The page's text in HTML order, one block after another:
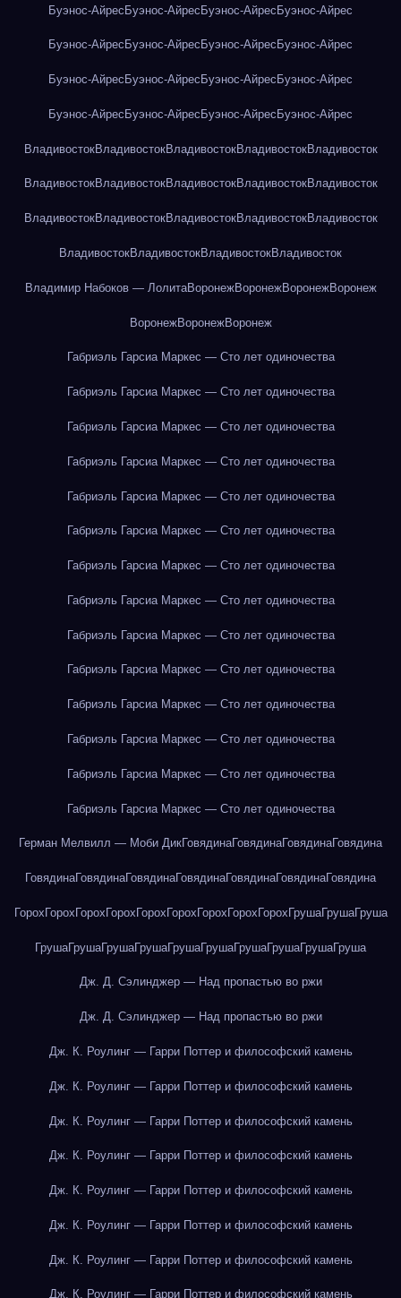
Буэнос-АйресБуэнос-АйресБуэнос-АйресБуэнос-Айрес
Буэнос-Айрес Буэнос-Айрес Буэнос-Айрес Буэнос-Айрес
Буэнос-Айрес Буэнос-Айрес Буэнос-Айрес Буэнос-Айрес
Буэнос-Айрес Буэнос-Айрес Буэнос-Айрес Буэнос-Айрес
ВладивостокВладивостокВладивостокВладивостокВладивосток
ВладивостокВладивостокВладивостокВладивостокВладивосток
ВладивостокВладивостокВладивостокВладивостокВладивосток
ВладивостокВладивостокВладивостокВладивосток
Владимир Набоков — ЛолитаВоронежВоронежВоронежВоронеж
ВоронежВоронежВоронеж
Габриэль Гарсиа Маркес — Сто лет одиночества
Габриэль Гарсиа Маркес — Сто лет одиночества
Габриэль Гарсиа Маркес — Сто лет одиночества
Габриэль Гарсиа Маркес — Сто лет одиночества
Габриэль Гарсиа Маркес — Сто лет одиночества
Габриэль Гарсиа Маркес — Сто лет одиночества
Габриэль Гарсиа Маркес — Сто лет одиночества
Габриэль Гарсиа Маркес — Сто лет одиночества
Габриэль Гарсиа Маркес — Сто лет одиночества
Габриэль Гарсиа Маркес — Сто лет одиночества
Габриэль Гарсиа Маркес — Сто лет одиночества
Габриэль Гарсиа Маркес — Сто лет одиночества
Габриэль Гарсиа Маркес — Сто лет одиночества
Габриэль Гарсиа Маркес — Сто лет одиночества
Герман Мелвилл — Моби ДикГовядинаГовядинаГовядинаГовядина
ГовядинаГовядинаГовядинаГовядинаГовядинаГовядинаГовядина
Горох Горох Горох Горох Горох Горох Горох Горох Горох ГрушаГрушаГруша
ГрушаГрушаГрушаГрушаГрушаГрушаГрушаГрушаГрушаГруша
Дж. Д. Сэлинджер — Над пропастью во ржи
Дж. Д. Сэлинджер — Над пропастью во ржи
Дж. К. Роулинг — Гарри Поттер и философский камень
Дж. К. Роулинг — Гарри Поттер и философский камень
Дж. К. Роулинг — Гарри Поттер и философский камень
Дж. К. Роулинг — Гарри Поттер и философский камень
Дж. К. Роулинг — Гарри Поттер и философский камень
Дж. К. Роулинг — Гарри Поттер и философский камень
Дж. К. Роулинг — Гарри Поттер и философский камень
Дж. К. Роулинг — Гарри Поттер и философский камень